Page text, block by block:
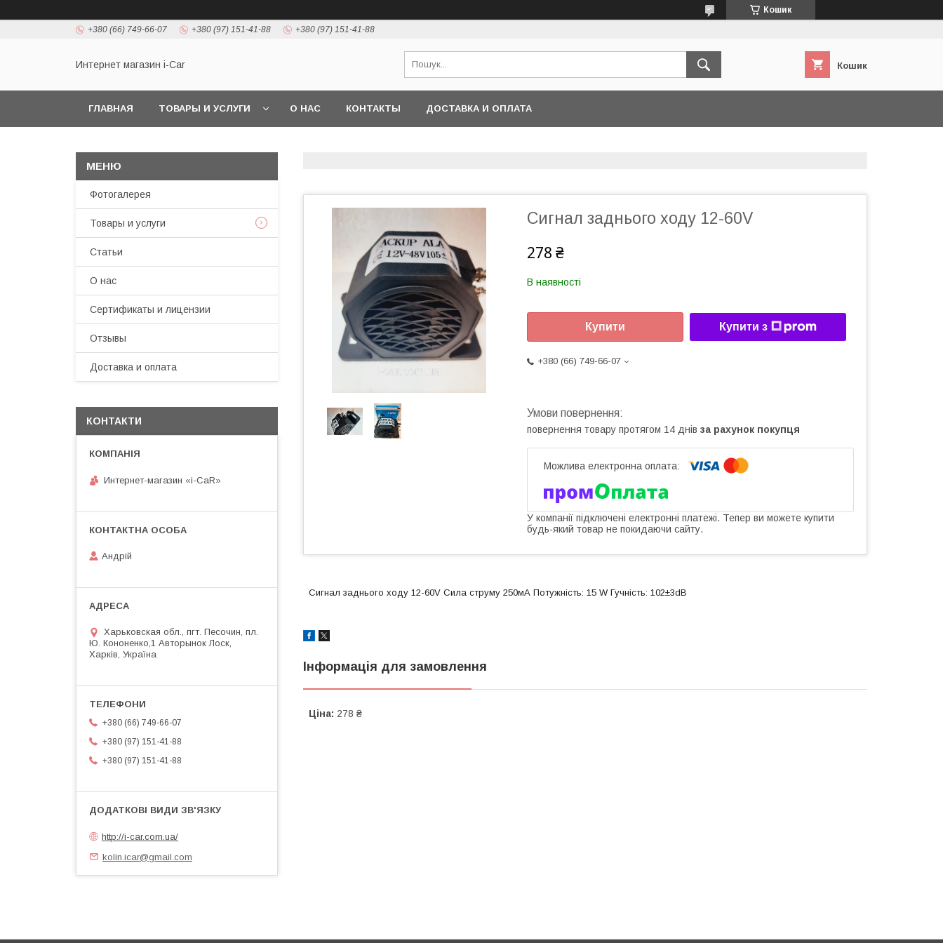
Кошик
+380 (66) 749-66-07 +380 (97) 151-41-88 +380 (97) 151-41-88
Интернет магазин i-Car Кошик
ГЛАВНАЯ ТОВАРЫ И УСЛУГИ О НАС КОНТАКТЫ ДОСТАВКА И ОПЛАТА
Сигнал заднього ходу 12-60V
278 ₴
В наявності
Купити Купити з
+380 (66) 749-66-07
повернення товару протягом 14 днів за рахунок покупця
У компанії підключені електронні платежі. Тепер ви можете купити
будь-який товар не покидаючи сайту.
Сигнал заднього ходу 12-60V Сила струму 250мА Потужність: 15 W Гучність: 102±3dB
Інформація для замовлення
Ціна: 278 ₴
Фотогалерея
Товары и услуги
Статьи
О нас
Сертификаты и лицензии
Отзывы
Доставка и оплата
КОНТАКТИ
Интернет-магазин «i-CaR»
Андрiй
Харьковская обл., пгт. Песочин, пл.
Ю. Кононенко,1 Авторынок Лоск,
Харків, Україна
+380 (66) 749-66-07
+380 (97) 151-41-88
+380 (97) 151-41-88
http://i-car.com.ua/
kolin.icar@gmail.com